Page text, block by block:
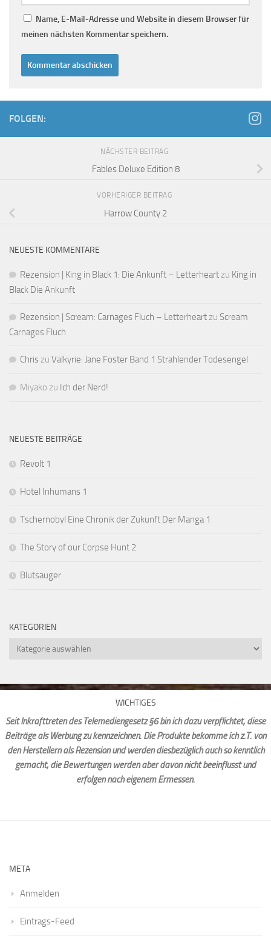
Name, E-Mail-Adresse und Website in diesem Browser für
meinen nächsten Kommentar speichern.
FOLGEN:
NÄCHSTER BEITRAG
Fables Deluxe Edition 8
VORHERIGER BEITRAG
Harrow County 2
NEUESTE KOMMENTARE
Rezension | King in Black 1: Die Ankunft – Letterheartzu King in
Black Die Ankunft
Rezension | Scream: Carnages Fluch – Letterheartzu Scream
Carnages Fluch
Chriszu Valkyrie: Jane Foster Band 1 Strahlender Todesengel
Miyako zu Ich der Nerd!
NEUESTE BEITRÄGE
Revolt 1
Hotel Inhumans 1
Tschernobyl Eine Chronik der Zukunft Der Manga 1
The Story of our Corpse Hunt 2
Blutsauger
KATEGORIEN
Kategorien
WICHTIGES
Seit Inkrafttreten des Telemediengesetz §6 bin ich dazu verpflichtet, diese
Beiträge als Werbung zu kennzeichnen. Die Produkte bekomme ich z.T. von
den Herstellern als Rezension und werden diesbezüglich auch so kenntlich
gemacht, die Bewertungen werden aber davon nicht beeinflusst und
erfolgen nach eigenem Ermessen.
META
Anmelden
Eintrags-Feed